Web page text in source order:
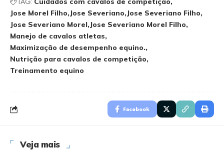
Jose Morel Filho Jose Severiano Jose Severiano Filho
Jose Severiano Morel Jose Severiano Morel Filho
Manejo de cavalos atletas
Maximização de desempenho equino.
Nutrição para cavalos de competição
Treinamento equino
Facebook
Veja mais